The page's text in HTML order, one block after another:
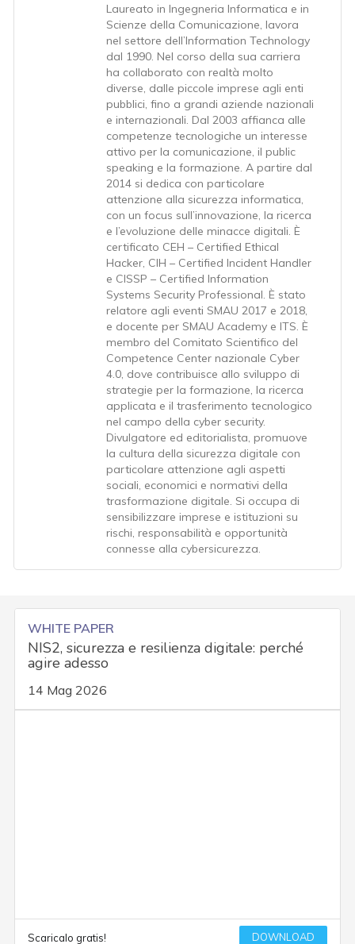
Laureato in Ingegneria Informatica e in
Scienze della Comunicazione, lavora
nel settore dell’Information Technology
dal 1990. Nel corso della sua carriera
ha collaborato con realtà molto
diverse, dalle piccole imprese agli enti
pubblici, fino a grandi aziende nazionali
e internazionali. Dal 2003 affianca alle
competenze tecnologiche un interesse
attivo per la comunicazione, il public
speaking e la formazione. A partire dal
2014 si dedica con particolare
attenzione alla sicurezza informatica,
con un focus sull’innovazione, la ricerca
e l’evoluzione delle minacce digitali. È
certificato CEH – Certified Ethical
Hacker, CIH – Certified Incident Handler
e CISSP – Certified Information
Systems Security Professional. È stato
relatore agli eventi SMAU 2017 e 2018,
e docente per SMAU Academy e ITS. È
membro del Comitato Scientifico del
Competence Center nazionale Cyber
4.0, dove contribuisce allo sviluppo di
strategie per la formazione, la ricerca
applicata e il trasferimento tecnologico
nel campo della cyber security.
Divulgatore ed editorialista, promuove
la cultura della sicurezza digitale con
particolare attenzione agli aspetti
sociali, economici e normativi della
trasformazione digitale. Si occupa di
sensibilizzare imprese e istituzioni su
rischi, responsabilità e opportunità
connesse alla cybersicurezza.
WHITE PAPER
NIS2, sicurezza e resilienza digitale: perché
agire adesso
14 Mag 2026
Scaricalo gratis! DOWNLOAD